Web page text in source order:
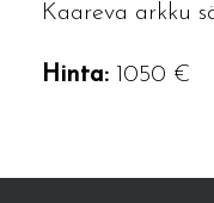
Kaareva arkku
Hinta: 1050 €